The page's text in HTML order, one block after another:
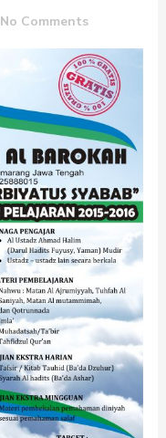
No Comments